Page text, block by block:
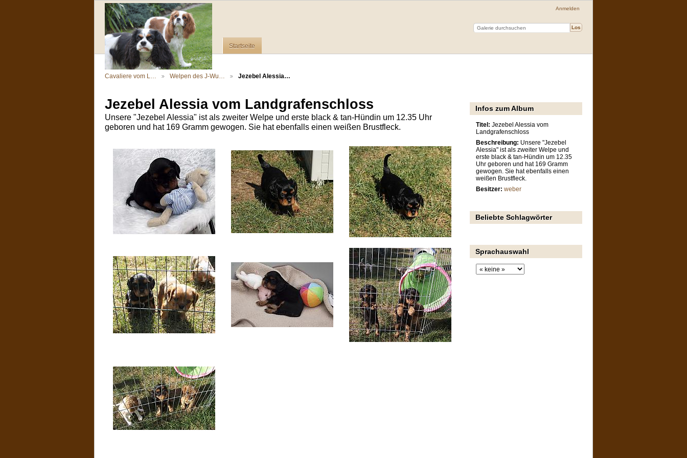
Anmelden
Startseite
Cavaliere vom L… Welpen des J-Wu… Jezebel Alessia…
Jezebel Alessia vom Landgrafenschloss
Unsere "Jezebel Alessia" ist als zweiter Welpe und erste black & tan-Hündin um 12.35 Uhr
geboren und hat 169 Gramm gewogen. Sie hat ebenfalls einen weißen Brustfleck.
Infos zum Album
Titel: Jezebel Alessia vom
Landgrafenschloss
Beschreibung: Unsere "Jezebel
Alessia" ist als zweiter Welpe und
erste black & tan-Hündin um 12.35
Uhr geboren und hat 169 Gramm
gewogen. Sie hat ebenfalls einen
weißen Brustfleck.
Besitzer: weber
Beliebte Schlagwörter
Sprachauswahl